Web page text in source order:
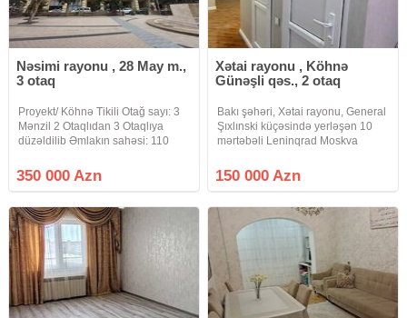
Nəsimi rayonu , 28 May m.,
3 otaq
Proyekt/ Köhnə Tikili Otağ sayı: 3
Mənzil 2 Otaqlıdan 3 Otaqlıya
düzəldilib Əmlakın sahəsi: 110
Orientirlər: 28 May ərzisi Hökümət
Evinin Arxası Qaz, su, işıq daimidir.
350 000 Azn
Xətai rayonu , Köhnə
Günəşli qəs., 2 otaq
Bakı şəhəri, Xətai rayonu, General
Şıxlınski küçəsində yerləşən 10
mərtəbəli Leninqrad Moskva
mərtəbəsində sahəsi 60 kv.m. olan
qanuni 2 otaqlı mənzil satılır. İstilik
150 000 Azn